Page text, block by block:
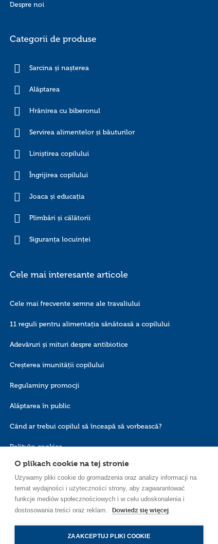
Despre noi
Categorii de produse
Sarcina și nașterea
Alăptarea
Hrănirea cu biberonul
Servirea alimentelor și băuturilor
Liniștirea copilului
Îngrijirea copilului
Joaca și educația
Plimbări și călătorii
Siguranța locuinței
Cele mai interesante articole
Cele mai frecvente semne ale travaliului
11 reguli pentru alimentația sănătoasă a copilului
Adevăruri și mituri despre antibiotice
Creșterea imunității copilului
Regulaminy promocji
Alăptarea în public
Când ar trebui copilul să înceapă să vorbească?
Polityka cookies
O plikach cookie na tej stronie
Używamy pliki cookie do gromadzenia oraz analizy informacji na
temat wydajności i użyteczności strony, aby zagwarantować
funkcje mediów społecznościowych i w celu udoskonalenia i
dostosowania treści oraz reklam.
Dowiedz się więcej
ZAAKCEPTUJ PLIKI COOKIE